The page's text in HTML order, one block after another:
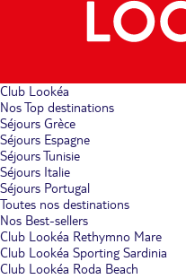
Club Lookéa
Nos Top destinations
Séjours Grèce
Séjours Espagne
Séjours Tunisie
Séjours Italie
Séjours Portugal
Toutes nos destinations
Nos Best-sellers
Club Lookéa Rethymno Mare
Club Lookéa Sporting Sardinia
Club Lookéa Roda Beach